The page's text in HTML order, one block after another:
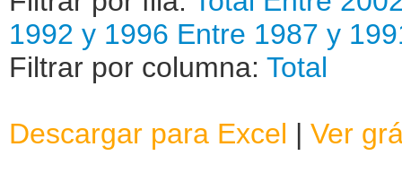
1992 y 1996 Entre 1987 y
Filtrar por columna: Total
Descargar para Excel | Ver